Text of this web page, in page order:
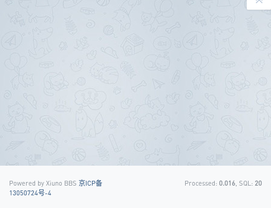
Powered by Xiuno BBS 京ICP备
13050724号-4
Processed: 0.016 , SQL: 20